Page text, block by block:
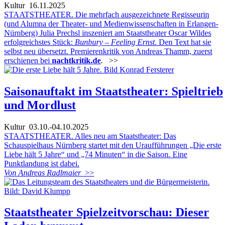
Kultur16.11.2025
STAATSTHEATER. Die mehrfach ausgezeichnete Regisseurin
(und Alumna der Theater- und Medienwissenschaften in Erlangen-
Nürnberg) Julia Prechsl inszeniert am Staatstheater Oscar Wildes
erfolgreichstes Stück: Bunbury – Feeling Ernst. Den Text hat sie
selbst neu übersetzt. Premierenkritik von Andreas Thamm, zuerst
erschienen bei nachtkritik.de. >>
Saisonauftakt im Staatstheater: Spieltrieb
und Mordlust
Kultur03.10.-04.10.2025
STAATSTHEATER. Alles neu am Staatstheater: Das
Schauspielhaus Nürnberg startet mit den Uraufführungen „Die erste
Liebe hält 5 Jahre“ und „74 Minuten“ in die Saison. Eine
Punktlandung ist dabei.
Von Andreas Radlmaier>>
Staatstheater Spielzeitvorschau: Dieser